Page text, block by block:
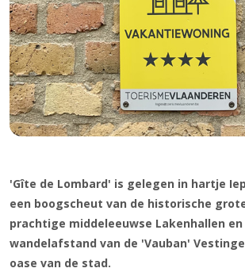
'Gîte de Lombard' is gelegen in hartje
een boogscheut van de historische
prachtige middeleeuwse Lakenhallen en
wandelafstand van de 'Vauban'
oase van de stad.